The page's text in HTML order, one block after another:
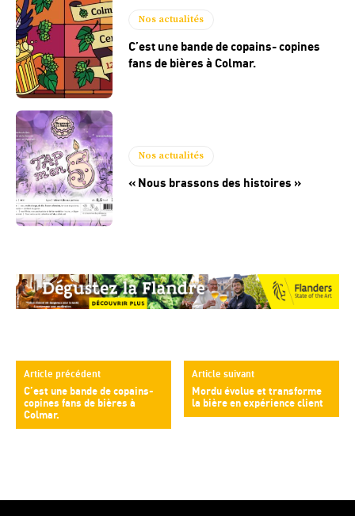
Nos actualités
C’est une bande de copains- copines
fans de bières à Colmar.
Nos actualités
« Nous brassons des histoires »
Article précédent
C’est une bande de copains-
copines fans de bières à
Colmar.
Article suivant
Mordu évolue et transforme
la bière en expérience client